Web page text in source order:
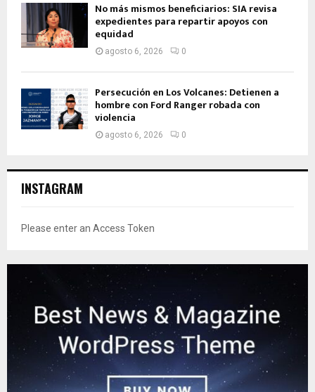
No más mismos beneficiarios: SIA revisa
expedientes para repartir apoyos con
equidad
agosto 6, 2026 0
Persecución en Los Volcanes: Detienen a
hombre con Ford Ranger robada con
violencia
agosto 6, 2026 0
INSTAGRAM
Please enter an Access Token